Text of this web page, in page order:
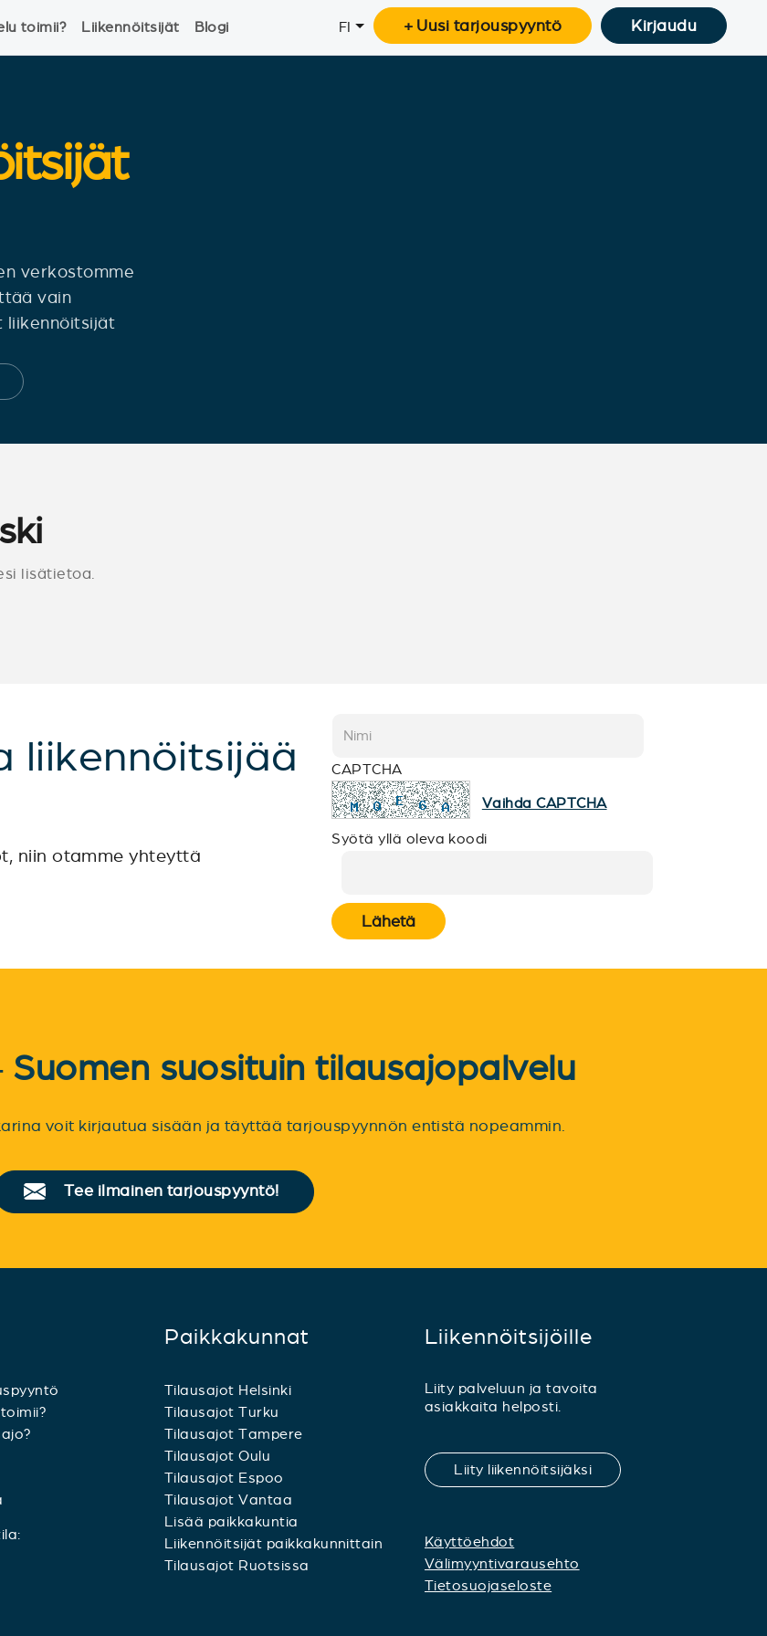
toimii? Liikennöitsijät Blogi FI + Uusi tarjouspyyntö Kirjaudu
verkostomme
vain
liikennöitsijät
lisätietoa.
liikennöitsijää
niin otamme yhteyttä
CAPTCHA
Vaihda CAPTCHA
Syötä yllä oleva koodi
Lähetä
suosituin tilausajopalvelu
voit kirjautua sisään ja täyttää tarjouspyynnön entistä nopeammin.
Tee ilmainen tarjouspyyntö!
Paikkakunnat
Tilausajot Helsinki
Tilausajot Turku
Tilausajot Tampere
Tilausajot Oulu
Tilausajot Espoo
Tilausajot Vantaa
Lisää paikkakuntia
Liikennöitsijät paikkakunnittain
Tilausajot Ruotsissa
Liikennöitsijöille
Liity palveluun ja tavoita
asiakkaita helposti.
Liity liikennöitsijäksi
Käyttöehdot
Välimyyntivarausehto
Tietosuojaseloste